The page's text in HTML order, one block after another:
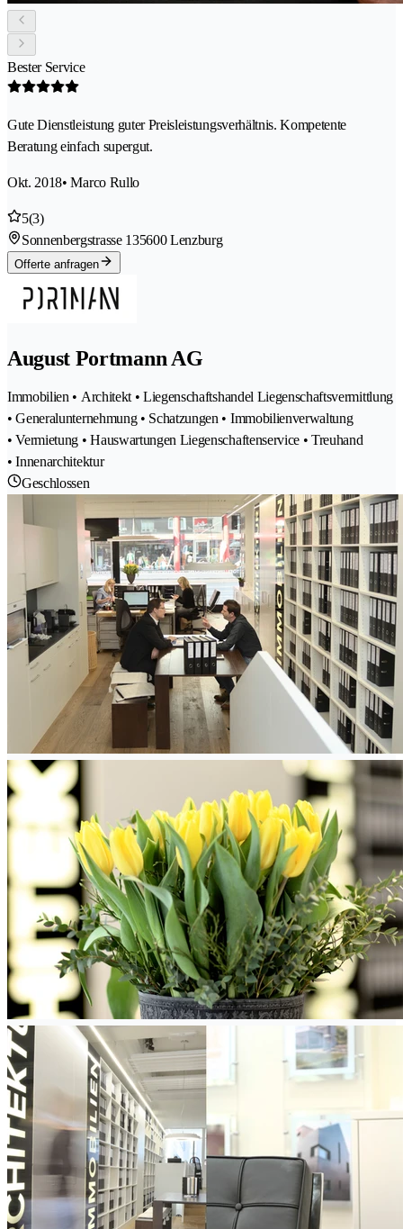
Bester Service
Gute Dienstleistung guter Preisleistungsverhältnis. Kompetente
Beratung einfach supergut.
Okt. 2018• Marco Rullo
5(3)
Sonnenbergstrasse 135600 Lenzburg
Offerte anfragen
August Portmann AG
Immobilien • Architekt • Liegenschaftshandel Liegenschaftsvermittlung
• Generalunternehmung • Schatzungen • Immobilienverwaltung
• Vermietung • Hauswartungen Liegenschaftenservice • Treuhand
• Innenarchitektur
Geschlossen